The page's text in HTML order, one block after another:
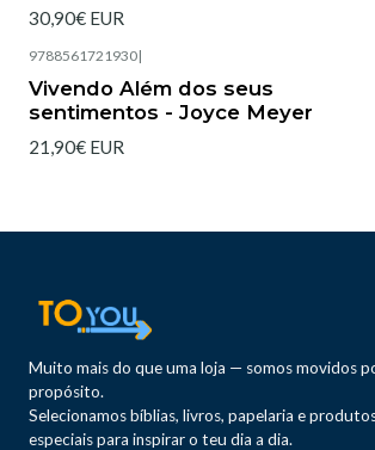
30,90€ EUR
9788561721930|
Vivendo Além dos seus
sentimentos - Joyce Meyer
21,90€ EUR
Muito mais do que uma loja — somos movidos
propósito.
Selecionamos bíblias, livros, papelaria e
especiais para inspirar o teu dia a dia.